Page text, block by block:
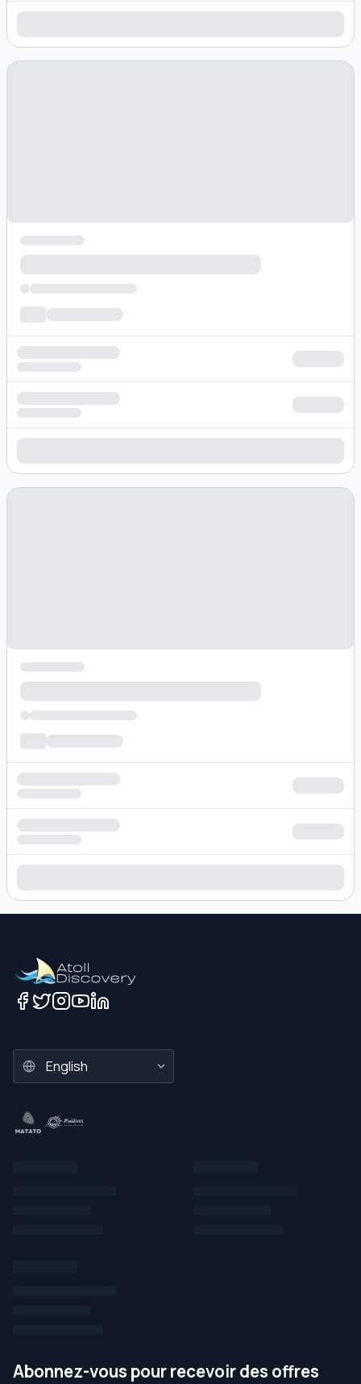
Loading hotel search results...
Abonnez-vous pour recevoir des offres